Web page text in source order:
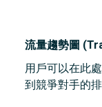
流量趨勢圖
用戶可以在此
到競爭對手的